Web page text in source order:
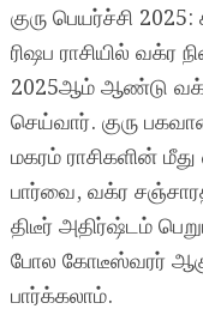
குரு பெயர்ச்சி
ரிஷப ராசியில் வக்ர
2025ஆம் ஆண்டு வக்ர
செய்வார். குரு
மகரம் ராசிகளின்
பார்வை, வக்ர
திடீர் அதிர்ஷ்டம்
போல கோடீஸ்வரர்
பார்க்கலாம்.